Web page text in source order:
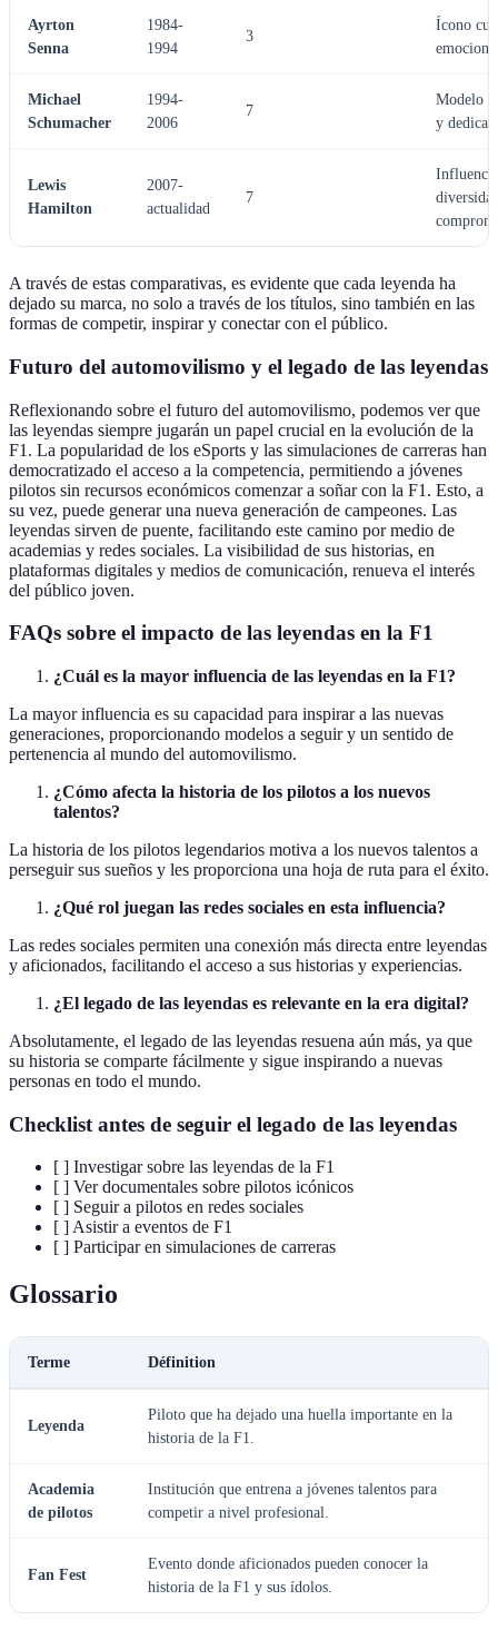
Ayrton
Senna
1984-
1994
3
Ícono
Michael
Schumacher
1994-
2006
7
Modelo
y
Lewis
Hamilton
2007-
actualidad
7
A través de estas comparativas, es evidente que cada leyenda ha
dejado su marca, no solo a través de los títulos, sino también en las
formas de competir, inspirar y conectar con el público.
Futuro del automovilismo y el legado de las leyendas
Reflexionando sobre el futuro del automovilismo, podemos ver que
las leyendas siempre jugarán un papel crucial en la evolución de la
F1. La popularidad de los eSports y las simulaciones de carreras han
democratizado el acceso a la competencia, permitiendo a jóvenes
pilotos sin recursos económicos comenzar a soñar con la F1. Esto, a
su vez, puede generar una nueva generación de campeones. Las
leyendas sirven de puente, facilitando este camino por medio de
academias y redes sociales. La visibilidad de sus historias, en
plataformas digitales y medios de comunicación, renueva el interés
del público joven.
FAQs sobre el impacto de las leyendas en la F1
¿Cuál es la mayor influencia de las leyendas en la F1?
La mayor influencia es su capacidad para inspirar a las nuevas
generaciones, proporcionando modelos a seguir y un sentido de
pertenencia al mundo del automovilismo.
¿Cómo afecta la historia de los pilotos a los nuevos
talentos?
La historia de los pilotos legendarios motiva a los nuevos talentos a
perseguir sus sueños y les proporciona una hoja de ruta para el éxito.
¿Qué rol juegan las redes sociales en esta influencia?
Las redes sociales permiten una conexión más directa entre leyendas
y aficionados, facilitando el acceso a sus historias y experiencias.
¿El legado de las leyendas es relevante en la era digital?
Absolutamente, el legado de las leyendas resuena aún más, ya que
su historia se comparte fácilmente y sigue inspirando a nuevas
personas en todo el mundo.
Checklist antes de seguir el legado de las leyendas
[ ] Investigar sobre las leyendas de la F1
[ ] Ver documentales sobre pilotos icónicos
[ ] Seguir a pilotos en redes sociales
[ ] Asistir a eventos de F1
[ ] Participar en simulaciones de carreras
Glossario
Terme Définition
Leyenda
Piloto que ha dejado una huella importante en la
historia de la F1.
Academia
de pilotos
Institución que entrena a jóvenes talentos para
competir a nivel profesional.
Fan Fest
Evento donde aficionados pueden conocer la
historia de la F1 y sus ídolos.